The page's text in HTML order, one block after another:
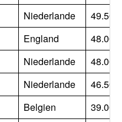
Niederlande
49.500
England
48.000
Niederlande
48.000
Niederlande
46.500
Belgien
39.000